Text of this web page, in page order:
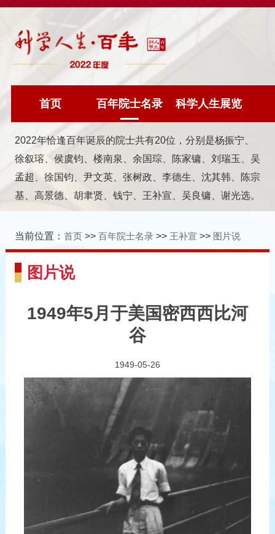
首页 百年院士名录 科学人生展览
2022年恰逢百年诞辰的院士共有20位，分别是杨振宁、
徐叙瑢、侯虞钧、楼南泉、余国琮、陈家镛、刘瑞玉、吴
孟超、徐国钧、尹文英、张树政、李德生、沈其韩、陈宗
基、高景德、胡聿贤、钱宁、王补宣、吴良镛、谢光选。
当前位置： 首页>> 百年院士名录>> 王补宣 >> 图片说
图片说
1949年5月于美国密西西比河
谷
1949-05-26